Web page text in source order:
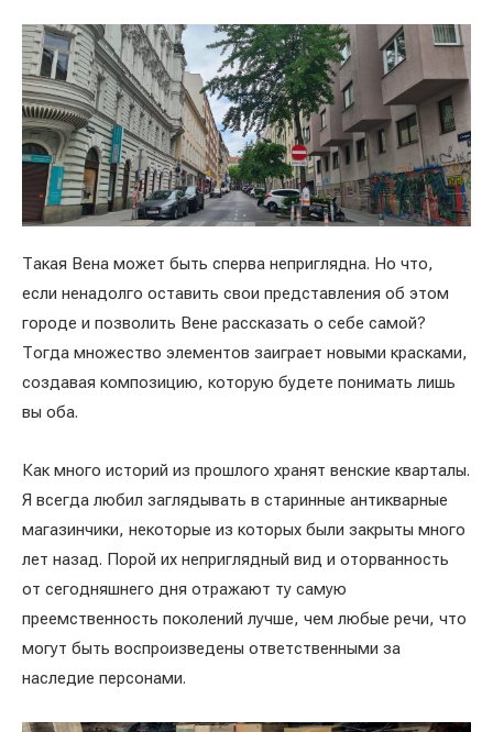
Такая Вена может быть сперва неприглядна. Но что,
если ненадолго оставить свои представления об этом
городе и позволить Вене рассказать о себе самой?
Тогда множество элементов заиграет новыми красками,
создавая композицию, которую будете понимать лишь
вы оба.
Как много историй из прошлого хранят венские кварталы.
Я всегда любил заглядывать в старинные антикварные
магазинчики, некоторые из которых были закрыты много
лет назад. Порой их неприглядный вид и оторванность
от сегодняшнего дня отражают ту самую
преемственность поколений лучше, чем любые речи, что
могут быть воспроизведены ответственными за
наследие персонами.